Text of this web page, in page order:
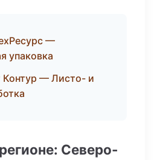
—
упаковка
Контур — Листо- и
Северо-